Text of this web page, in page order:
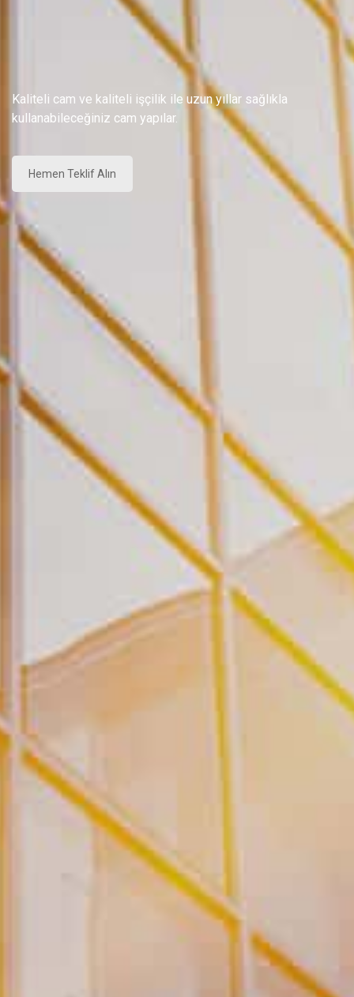
Kaliteli cam ve kaliteli işçilik ile uzun yıllar sağlıkla
kullanabileceğiniz cam yapılar.
Hemen Teklif Alın